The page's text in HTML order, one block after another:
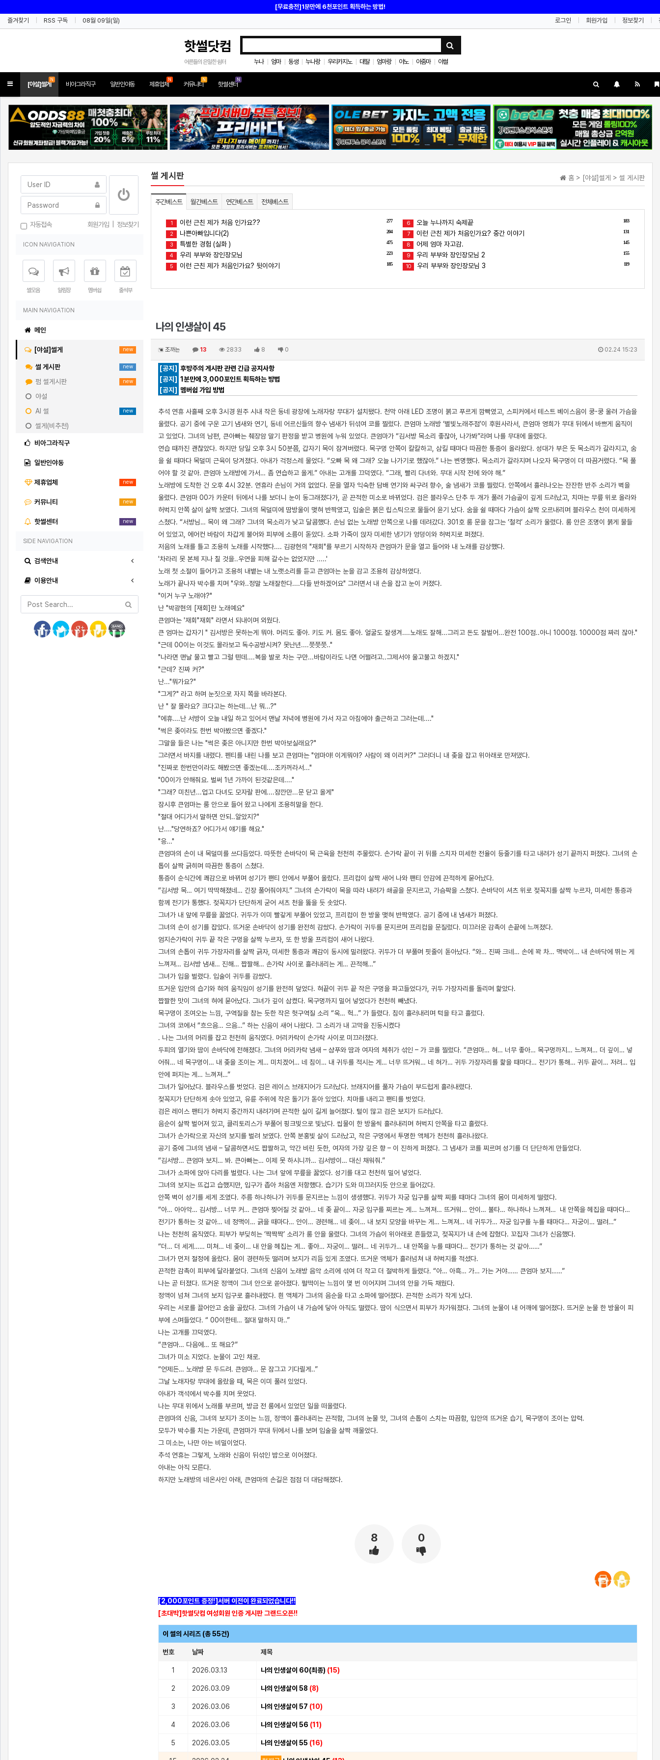
[무료충전]1분만에 6천포인트 획득하는 방법!
즐겨찾기
RSS 구독 08월 09일(일) 로그인 회원가입 정보찾기
핫썰닷컴
어른들의 은밀한 쉼터 누나 엄마 동생 누나랑 우리카지노 대딸 엄마랑 야노 아줌마 야썰
Toggle[야설]썰게
N
비아그라직구 일반인야동 제휴업체
N
커뮤니티
N
핫썰센터
N
홈 > [야설]썰게 > 썰 게시판
썰 게시판
주간베스트 월간베스트 연간베스트 전체베스트
277
1 이런 근친 제가 처음 인가요??
204
2 나쁜아빠입니다(2)
475
3 특별한 경험 (실화 )
223
4 우리 부부와 장인장모님
185
5 이런 근친 제가 처음인가요? 뒷이야기
183
6 오늘 누나까지 숙제끝
131
7 이런 근친 제가 처음인가요? 중간 이야기
145
8 어제 엄마 자고감.
155
9 우리 부부와 장인장모님 2
119
10 우리 부부와 장인장모님 3
나의 인생살이 45
조까는 13 2833 8 0 02.24 15:23
[공지] 후방주의 게시판 관련 긴급 공지사항
[공지] 1분만에 3,000포인트 획득하는 방법
[공지]
멤버쉽 가입 방법
추석 연휴 사흘째 오후 3시경 원주 시내 작은 동네 광장에 노래자랑 무대가 설치됐다. 천막 아래 LED 조명이 붉고 푸르게 깜빡였고, 스피커에서 테스트 베이스음이 쿵-쿵 울려 가슴을
울렸다. 공기 중에 구운 고기 냄새와 연기, 동네 어르신들의 향수 냄새가 뒤섞여 코를 찔렀다. 큰엄마 노래방 ‘별빛노래주점’이 후원사라서, 큰엄마 영희가 무대 뒤에서 바쁘게 움직이
고 있었다. 그녀의 남편, 큰아빠는 췌장암 말기 판정을 받고 병원에 누워 있었다. 큰엄마가 “김서방 목소리 좋잖아, 나가봐”라며 나를 무대에 올렸다.
연습 때까진 괜찮았다. 하지만 당일 오후 3시 50분쯤, 갑자기 목이 잠겨버렸다. 목구멍 안쪽이 칼칼하고, 삼킬 때마다 따끔한 통증이 올라왔다. 성대가 부은 듯 목소리가 갈라지고, 숨
을 쉴 때마다 목덜미 근육이 당겨졌다. 아내가 걱정스레 물었다. “오빠 목 왜 그래? 오늘 나가기로 했잖아.” 나는 변명했다. 목소리가 갈라지며 나오자 목구멍이 더 따끔거렸다. “목 풀
어야 할 것 같아. 큰엄마 노래방에 가서… 좀 연습하고 올게.” 아내는 고개를 끄덕였다. “그래, 빨리 다녀와. 무대 시작 전에 와야 해.”
노래방에 도착한 건 오후 4시 32분. 연휴라 손님이 거의 없었다. 문을 열자 익숙한 담배 연기와 싸구려 향수, 술 냄새가 코를 찔렀다. 안쪽에서 흘러나오는 잔잔한 반주 소리가 벽을
울렸다. 큰엄마 00가 카운터 뒤에서 나를 보더니 눈이 동그래졌다가, 곧 끈적한 미소로 바뀌었다. 검은 블라우스 단추 두 개가 풀려 가슴골이 깊게 드러났고, 치마는 무릎 위로 올라와
허벅지 안쪽 살이 살짝 보였다. 그녀의 목덜미에 땀방울이 맺혀 반짝였고, 입술은 붉은 립스틱으로 물들어 윤기 났다. 숨을 쉴 때마다 가슴이 살짝 오르내리며 블라우스 천이 미세하게
스쳤다. “서방님… 목이 왜 그래? 그녀의 목소리가 낮고 달콤했다. 손님 없는 노래방 안쪽으로 나를 데려갔다. 301호 룸 문을 잠그는 ‘철컥’ 소리가 울렸다. 룸 안은 조명이 붉게 물들
어 있었고, 에어컨 바람이 차갑게 불어와 피부에 소름이 돋았다. 소파 가죽이 앉자 미세한 냉기가 엉덩이와 허벅지로 퍼졌다.
저음의 노래를 틀고 조용히 노래를 시작했다.... 김광현의 "재회"를 부르기 시작하자 큰엄마가 문을 열고 들어와 내 노래를 감상했다.
'차라리 못 본체 지나 칠 것을..우연을 피해 갈수는 없었지만 .....'
노래 첫 소절이 들어가고 조용히 내뱉는 내 노랫소리를 듣고 큰엄마는 눈을 감고 조용히 감상하였다.
노래가 끝나자 박수를 치며 "우와..정말 노래잘한다....다들 반하겠어요" 그러면서 내 손을 잡고 눈이 커졌다.
"이거 누구 노래야?"
난 "박광현의 [재회]란 노래예요"
큰엄마는 '재회"재회" 라면서 되내이며 외웠다.
큰 엄마는 갑자기 " 김서방은 못하는게 뭐야. 머리도 좋아. 키도 커. 몸도 좋아. 얼굴도 잘생겨....노래도 잘해...그리고 돈도 잘벌어...완전 100점..아니 1000점. 10000점 짜리 잖아."
"근데 00이는 이것도 몰라보고 독수공방시켜? 못난년....쯧쯧쯧.."
"나라면 맨날 물고 빨고 그럴 텐데....복을 발로 차는 구만...바람이라도 나면 어쩔려고..그제서야 울고불고 하겠지."
"근데? 진짜 커?"
난..."뭐가요?"
"그게?" 라고 하며 눈짓으로 자지 쪽을 바라본다.
난 " 잘 몰라요? 크다고는 하는데...난 뭐...?"
"에휴....난 서방이 오늘 내일 하고 있어서 맨날 저녁에 병원에 가서 자고 아침에야 출근하고 그러는데...."
"썩은 좆이라도 한번 박아봤으면 좋겠다."
그말을 들은 나는 "썩은 좆은 아니지만 한번 박아보실래요?"
그러면서 바지를 내렸다. 펜티를 내린 나를 보고 큰엄마는 "엄마야! 이게뭐야? 사람이 왜 이리커?" 그러더니 내 좆을 잡고 위아래로 만져댔다.
"진짜로 한번만이라도 해봤으면 좋겠는데....조카꺼라서..."
"00이가 안해줘요. 벌써 1년 가까이 된것같은데...."
"그래? 미친년...업고 다녀도 모자랄 판에....잠깐만...문 닫고 올게"
잠시후 큰엄마는 룸 안으로 들어 왔고 나에게 조용히말을 한다.
"절대 어디가서 말하면 안되..알았지?"
난...."당연하죠? 어디가서 얘기를 해요."
"응..."
큰엄마의 손이 내 목덜미를 쓰다듬었다. 따뜻한 손바닥이 목 근육을 천천히 주물렀다. 손가락 끝이 귀 뒤를 스치자 미세한 전율이 등줄기를 타고 내려가 성기 끝까지 퍼졌다. 그녀의 손
톱이 살짝 긁히며 따끔한 통증이 스쳤다.
통증이 순식간에 쾌감으로 바뀌며 성기가 팬티 안에서 부풀어 올랐다. 프리컴이 살짝 새어 나와 팬티 안감에 끈적하게 묻어났다.
“김서방 목… 여기 딱딱해졌네… 긴장 풀어줘야지.” 그녀의 손가락이 목을 따라 내려가 쇄골을 문지르고, 가슴팍을 스쳤다. 손바닥이 셔츠 위로 젖꼭지를 살짝 누르자, 미세한 통증과
함께 전기가 통했다. 젖꼭지가 단단하게 굳어 셔츠 천을 뚫을 듯 솟았다.
그녀가 내 앞에 무릎을 꿇었다. 귀두가 이미 빨갛게 부풀어 있었고, 프리컴이 한 방울 맺혀 반짝였다. 공기 중에 내 냄새가 퍼졌다.
그녀의 손이 성기를 잡았다. 뜨거운 손바닥이 성기를 완전히 감쌌다. 손가락이 귀두를 문지르며 프리컴을 문질렀다. 미끄러운 감촉이 손끝에 느껴졌다.
엄지손가락이 귀두 끝 작은 구멍을 살짝 누르자, 또 한 방울 프리컴이 새어 나왔다.
그녀의 손톱이 귀두 가장자리를 살짝 긁자, 미세한 통증과 쾌감이 동시에 밀려왔다. 귀두가 더 부풀며 핏줄이 돋아났다. “와… 진짜 크네… 손에 꽉 차… 맥박이… 내 손바닥에 뛰는 게
느껴져… 김서방 냄새… 진해… 짭짤해… 손가락 사이로 흘러내리는 게… 끈적해…”
그녀가 입을 벌렸다. 입술이 귀두를 감쌌다.
뜨거운 입안의 습기와 혀의 움직임이 성기를 완전히 덮었다. 혀끝이 귀두 끝 작은 구멍을 파고들었다가, 귀두 가장자리를 돌리며 핥았다.
짭짤한 맛이 그녀의 혀에 묻어났다. 그녀가 깊이 삼켰다. 목구멍까지 밀어 넣었다가 천천히 빼냈다.
목구멍이 조여오는 느낌, 구역질을 참는 듯한 작은 헛구역질 소리 “욱… 헉…” 가 들렸다. 침이 흘러내리며 턱을 타고 흘렀다.
그녀의 코에서 “흐으음… 으음…” 하는 신음이 새어 나왔다. 그 소리가 내 고막을 진동시켰다
. 나는 그녀의 머리를 잡고 천천히 움직였다. 머리카락이 손가락 사이로 미끄러졌다.
두피의 열기와 땀이 손바닥에 전해졌다. 그녀의 머리카락 냄새 – 샴푸와 땀과 여자의 체취가 섞인 – 가 코를 찔렀다. “큰엄마… 혀… 너무 좋아… 목구멍까지… 느껴져… 더 깊이… 넣
어줘… 네 목구멍이… 내 좆을 조이는 게… 미치겠어… 네 침이… 내 귀두를 적시는 게… 너무 뜨거워… 네 혀가… 귀두 가장자리를 핥을 때마다… 전기가 통해… 귀두 끝이… 저려… 입
안에 퍼지는 게… 느껴져…”
그녀가 일어났다. 블라우스를 벗었다. 검은 레이스 브래지어가 드러났다. 브래지어를 풀자 가슴이 부드럽게 흘러내렸다.
젖꼭지가 단단하게 솟아 있었고, 유륜 주위에 작은 돌기가 돋아 있었다. 치마를 내리고 팬티를 벗었다.
검은 레이스 팬티가 허벅지 중간까지 내려가며 끈적한 실이 길게 늘어졌다. 털이 많고 검은 보지가 드러났다.
음순이 살짝 벌어져 있고, 클리토리스가 부풀어 핑크빛으로 빛났다. 씹물이 한 방울씩 흘러내리며 허벅지 안쪽을 타고 흘렀다.
그녀가 손가락으로 자신의 보지를 벌려 보였다. 안쪽 분홍빛 살이 드러났고, 작은 구멍에서 투명한 액체가 천천히 흘러나왔다.
공기 중에 그녀의 냄새 – 달콤하면서도 짭짤하고, 약간 비린 듯한, 여자의 가장 깊은 향 – 이 진하게 퍼졌다. 그 냄새가 코를 찌르며 성기를 더 단단하게 만들었다.
“김서방… 큰엄마 보지… 봐. 큰아빠는… 이제 못 하시니까… 김서방이… 대신 채워줘.”
그녀가 소파에 앉아 다리를 벌렸다. 나는 그녀 앞에 무릎을 꿇었다. 성기를 대고 천천히 밀어 넣었다.
그녀의 보지는 뜨겁고 습했지만, 입구가 좁아 처음엔 저항했다. 습기가 도와 미끄러지듯 안으로 들어갔다.
안쪽 벽이 성기를 세게 조였다. 주름 하나하나가 귀두를 문지르는 느낌이 생생했다. 귀두가 자궁 입구를 살짝 찌를 때마다 그녀의 몸이 미세하게 떨렸다.
“아… 아아악… 김서방… 너무 커… 큰엄마 찢어질 것 같아… 네 좆 끝이… 자궁 입구를 찌르는 게… 느껴져… 뜨거워… 안이… 불타… 하나하나 느껴져… 내 안쪽을 헤집을 때마다…
전기가 통하는 것 같아… 네 정맥이… 긁을 때마다… 안이… 경련해… 네 좆이… 내 보지 모양을 바꾸는 게… 느껴져… 네 귀두가… 자궁 입구를 누를 때마다… 자궁이… 떨려…”
나는 천천히 움직였다. 피부가 부딪히는 ‘짝짝짝’ 소리가 룸 안을 울렸다. 그녀의 가슴이 위아래로 흔들렸고, 젖꼭지가 내 손에 잡혔다. 꼬집자 그녀가 신음했다.
“더… 더 세게…… 미쳐… 네 좆이… 내 안을 헤집는 게… 좋아… 자궁이… 떨려… 네 귀두가… 내 안쪽을 누를 때마다… 전기가 통하는 것 같아……”
그녀가 먼저 절정에 올랐다. 몸이 경련하듯 떨리며 보지가 리듬 있게 조였다. 뜨거운 액체가 흘러넘쳐 내 허벅지를 적셨다.
끈적한 감촉이 피부에 달라붙었다. 그녀의 신음이 노래방 음악 소리에 섞여 더 작고 더 절박하게 들렸다. “아… 아흑… 가… 가는 거야…… 큰엄마 보지……”
나는 곧 터졌다. 뜨거운 정액이 그녀 안으로 쏟아졌다. 펄떡이는 느낌이 몇 번 이어지며 그녀의 안을 가득 채웠다.
정액이 넘쳐 그녀의 보지 입구로 흘러내렸다. 흰 액체가 그녀의 음순을 타고 소파에 떨어졌다. 끈적한 소리가 작게 났다.
우리는 서로를 끌어안고 숨을 골랐다. 그녀의 가슴이 내 가슴에 닿아 아직도 떨렸다. 땀이 식으면서 피부가 차가워졌다. 그녀의 눈물이 내 어깨에 떨어졌다. 뜨거운 눈물 한 방울이 피
부에 스며들었다. “ 00이한테… 절대 말하지 마..”
나는 고개를 끄덕였다.
“큰엄마… 다음에… 또 해요?”
그녀가 미소 지었다. 눈물이 고인 채로.
“언제든… 노래방 문 두드려. 큰엄마… 문 잠그고 기다릴게..”
그날 노래자랑 무대에 올랐을 때, 목은 이미 풀려 있었다.
아내가 객석에서 박수를 치며 웃었다.
나는 무대 위에서 노래를 부르며, 방금 전 룸에서 있었던 일을 떠올렸다.
큰엄마의 신음, 그녀의 보지가 조이는 느낌, 정액이 흘러내리는 끈적함, 그녀의 눈물 맛, 그녀의 손톱이 스치는 따끔함, 입안의 뜨거운 습기, 목구멍이 조이는 압력.
모두가 박수를 치는 가운데, 큰엄마가 무대 뒤에서 나를 보며 입술을 살짝 깨물었다.
그 미소는, 나만 아는 비밀이었다.
추석 연휴는 그렇게, 노래와 신음이 뒤섞인 밤으로 이어졌다.
아내는 아직 모른다.
하지만 노래방의 네온사인 아래, 큰엄마의 손길은 점점 더 대담해졌다.
8 0
[2,000포인트 증정!]서버 이전이 완료되었습니다!!
[초대박]핫썰닷컴 여성회원 인증 게시판 그랜드오픈!!
이 썰의 시리즈 (총 55건)
번호 날짜 제목
1 2026.03.13 나의 인생살이 60(최종) (15)
2 2026.03.09 나의 인생살이 58 (8)
3 2026.03.06 나의 인생살이 57 (10)
4 2026.03.06 나의 인생살이 56 (11)
5 2026.03.05 나의 인생살이 55 (16)
자동접속 회원가입 정보찾기
ICON NAVIGATION
썰모음 알림장 멤버쉽 출석부
MAIN NAVIGATION
메인
[야설]썰게 new
new
썰 게시판
new
펌 썰게시판
야설
new
AI 썰
썰게(비추천)
비아그라직구
일반인야동
제휴업체 new
커뮤니티 new
핫썰센터 new
SIDE NAVIGATION
검색안내
이용안내